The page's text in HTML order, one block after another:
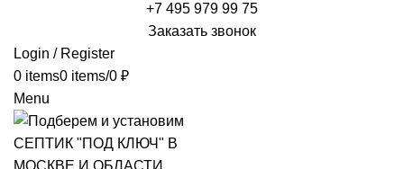
+7 495 979 99 75
Заказать звонок
Login / Register
0 items0 items/0 ₽
Menu